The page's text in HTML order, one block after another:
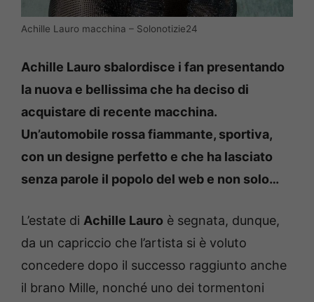
Achille Lauro macchina – Solonotizie24
Achille Lauro sbalordisce i fan presentando
la nuova e bellissima che ha deciso di
acquistare di recente macchina.
Un’automobile rossa fiammante, sportiva,
con un designe perfetto e che ha lasciato
senza parole il popolo del web e non solo…
L’estate di Achille Lauro è segnata, dunque,
da un capriccio che l’artista si è voluto
concedere dopo il successo raggiunto anche
il brano Mille, nonché uno dei tormentoni